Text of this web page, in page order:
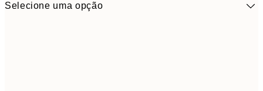
Selecione uma opção